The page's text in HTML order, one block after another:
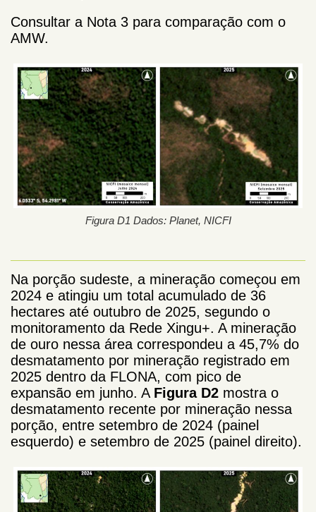
Consultar a Nota 3 para comparação com o
AMW.
Figura D1 Dados: Planet, NICFI
Na porção sudeste, a mineração começou em
2024 e atingiu um total acumulado de 36
hectares até outubro de 2025, segundo o
monitoramento da Rede Xingu+. A mineração
de ouro nessa área correspondeu a 45,7% do
desmatamento por mineração registrado em
2025 dentro da FLONA, com pico de
expansão em junho. A Figura D2 mostra o
desmatamento recente por mineração nessa
porção, entre setembro de 2024 (painel
esquerdo) e setembro de 2025 (painel direito).